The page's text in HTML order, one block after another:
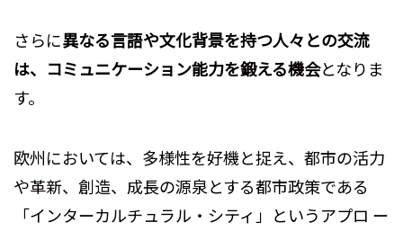
さらに異なる言語や文化背景を持つ人々との交流
は、コミュニケーション能力を鍛える機会となりま
す。
欧州においては、多様性を好機と捉え、都市の活力
や革新、創造、成⻑の源泉とする都市政策である
「インターカルチュラル・シティ」というアプロ ー